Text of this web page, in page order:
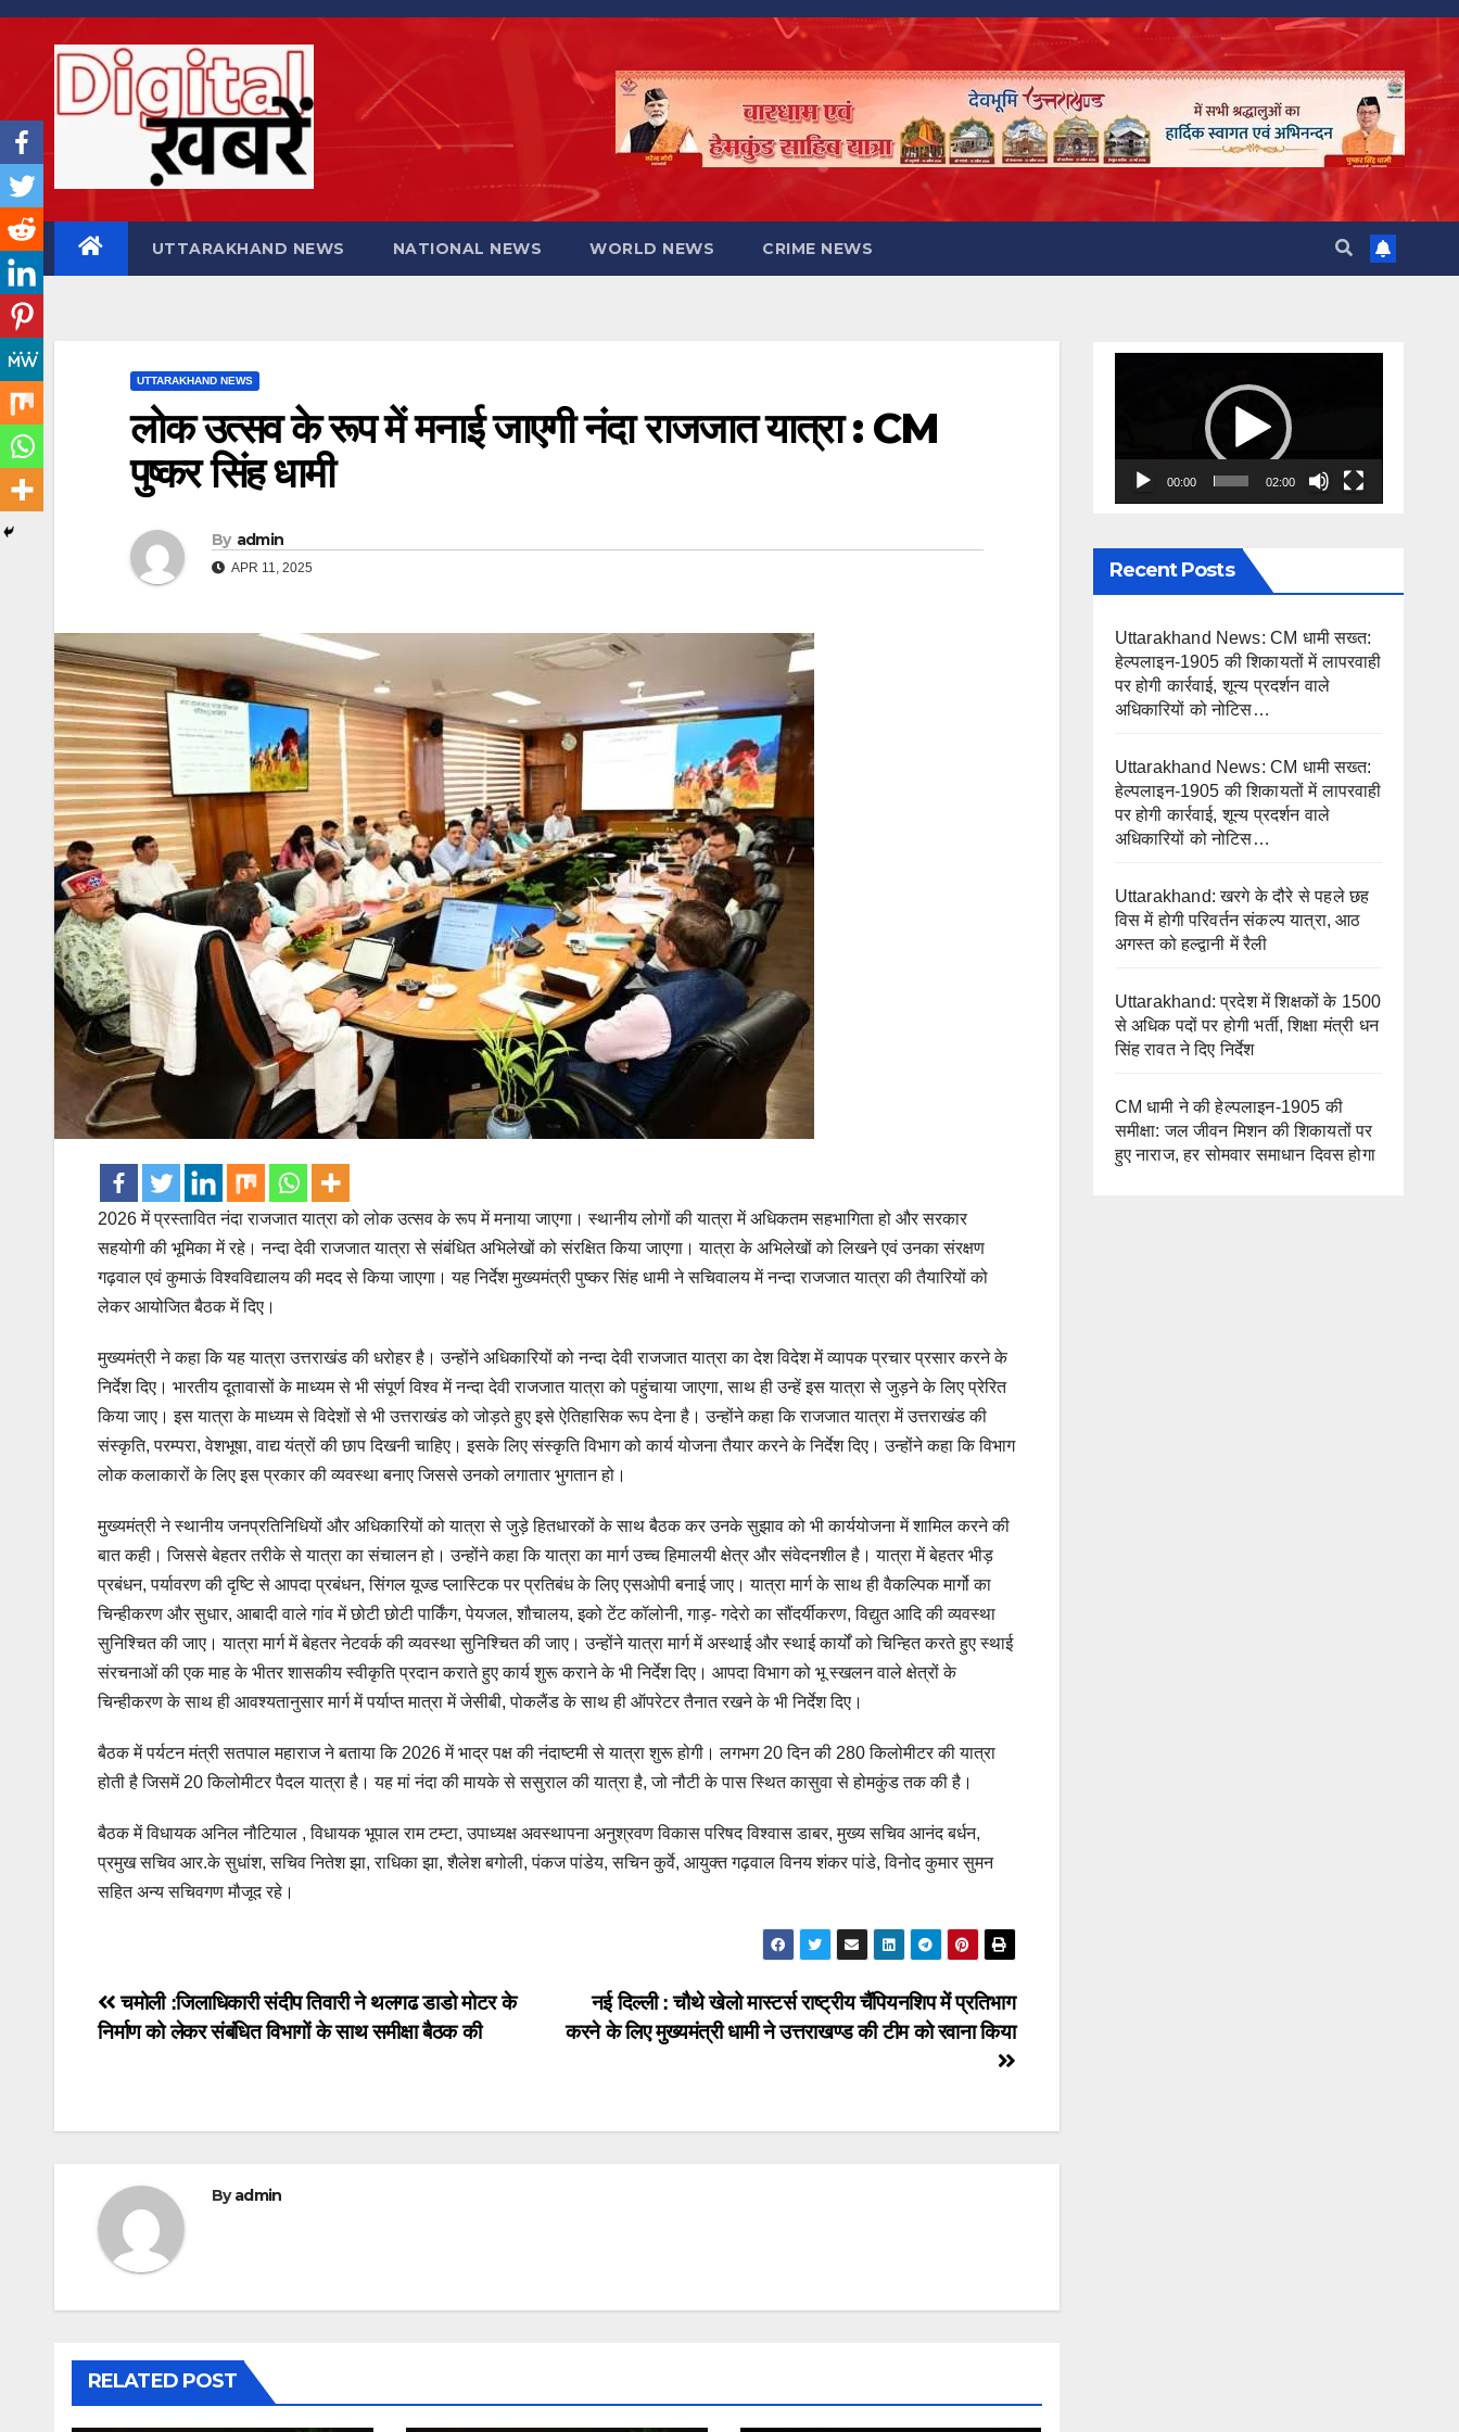
Skip
UTTARAKHAND NEWS NATIONAL NEWS WORLD NEWS CRIME NEWS
UTTARAKHAND NEWS
लोक उत्सव के रूप में मनाई जाएगी नंदा राजजात यात्रा : CM
पुष्कर सिंह धामी
By admin
APR 11, 2025
2026 में प्रस्तावित नंदा राजजात यात्रा को लोक उत्सव के रूप में मनाया जाएगा। स्थानीय लोगों की यात्रा में अधिकतम सहभागिता हो और सरकार
सहयोगी की भूमिका में रहे। नन्दा देवी राजजात यात्रा से संबंधित अभिलेखों को संरक्षित किया जाएगा। यात्रा के अभिलेखों को लिखने एवं उनका संरक्षण
गढ़वाल एवं कुमाऊं विश्वविद्यालय की मदद से किया जाएगा। यह निर्देश मुख्यमंत्री पुष्कर सिंह धामी ने सचिवालय में नन्दा राजजात यात्रा की तैयारियों को
लेकर आयोजित बैठक में दिए।
मुख्यमंत्री ने कहा कि यह यात्रा उत्तराखंड की धरोहर है। उन्होंने अधिकारियों को नन्दा देवी राजजात यात्रा का देश विदेश में व्यापक प्रचार प्रसार करने के
निर्देश दिए। भारतीय दूतावासों के माध्यम से भी संपूर्ण विश्व में नन्दा देवी राजजात यात्रा को पहुंचाया जाएगा, साथ ही उन्हें इस यात्रा से जुड़ने के लिए प्रेरित
किया जाए। इस यात्रा के माध्यम से विदेशों से भी उत्तराखंड को जोड़ते हुए इसे ऐतिहासिक रूप देना है। उन्होंने कहा कि राजजात यात्रा में उत्तराखंड की
संस्कृति, परम्परा, वेशभूषा, वाद्य यंत्रों की छाप दिखनी चाहिए। इसके लिए संस्कृति विभाग को कार्य योजना तैयार करने के निर्देश दिए। उन्होंने कहा कि विभाग
लोक कलाकारों के लिए इस प्रकार की व्यवस्था बनाए जिससे उनको लगातार भुगतान हो।
मुख्यमंत्री ने स्थानीय जनप्रतिनिधियों और अधिकारियों को यात्रा से जुड़े हितधारकों के साथ बैठक कर उनके सुझाव को भी कार्ययोजना में शामिल करने की
बात कही। जिससे बेहतर तरीके से यात्रा का संचालन हो। उन्होंने कहा कि यात्रा का मार्ग उच्च हिमालयी क्षेत्र और संवेदनशील है। यात्रा में बेहतर भीड़
प्रबंधन, पर्यावरण की दृष्टि से आपदा प्रबंधन, सिंगल यूज्ड प्लास्टिक पर प्रतिबंध के लिए एसओपी बनाई जाए। यात्रा मार्ग के साथ ही वैकल्पिक मार्गो का
चिन्हीकरण और सुधार, आबादी वाले गांव में छोटी छोटी पार्किंग, पेयजल, शौचालय, इको टेंट कॉलोनी, गाड़- गदेरो का सौंदर्यीकरण, विद्युत आदि की व्यवस्था
सुनिश्चित की जाए। यात्रा मार्ग में बेहतर नेटवर्क की व्यवस्था सुनिश्चित की जाए। उन्होंने यात्रा मार्ग में अस्थाई और स्थाई कार्यों को चिन्हित करते हुए स्थाई
संरचनाओं की एक माह के भीतर शासकीय स्वीकृति प्रदान कराते हुए कार्य शुरू कराने के भी निर्देश दिए। आपदा विभाग को भू स्खलन वाले क्षेत्रों के
चिन्हीकरण के साथ ही आवश्यतानुसार मार्ग में पर्याप्त मात्रा में जेसीबी, पोकलैंड के साथ ही ऑपरेटर तैनात रखने के भी निर्देश दिए।
बैठक में पर्यटन मंत्री सतपाल महाराज ने बताया कि 2026 में भाद्र पक्ष की नंदाष्टमी से यात्रा शुरू होगी। लगभग 20 दिन की 280 किलोमीटर की यात्रा
होती है जिसमें 20 किलोमीटर पैदल यात्रा है। यह मां नंदा की मायके से ससुराल की यात्रा है, जो नौटी के पास स्थित कासुवा से होमकुंड तक की है।
बैठक में विधायक अनिल नौटियाल , विधायक भूपाल राम टम्टा, उपाध्यक्ष अवस्थापना अनुश्रवण विकास परिषद विश्वास डाबर, मुख्य सचिव आनंद बर्धन,
प्रमुख सचिव आर.के सुधांश, सचिव नितेश झा, राधिका झा, शैलेश बगोली, पंकज पांडेय, सचिन कुर्वे, आयुक्त गढ़वाल विनय शंकर पांडे, विनोद कुमार सुमन
सहित अन्य सचिवगण मौजूद रहे।
Post
navigation
नई दिल्ली : चौथे खेलो मास्टर्स राष्ट्रीय चैंपियनशिप में प्रतिभाग
करने के लिए मुख्यमंत्री धामी ने उत्तराखण्ड की टीम को रवाना किया
चमोली :जिलाधिकारी संदीप तिवारी ने थलगढ डाडो मोटर के
निर्माण को लेकर संबंधित विभागों के साथ समीक्षा बैठक की
Byadmin
RELATED POST
00:00 02:00
Recent Posts
Uttarakhand News: CM धामी सख्त:
हेल्पलाइन-1905 की शिकायतों में लापरवाही
पर होगी कार्रवाई, शून्य प्रदर्शन वाले
अधिकारियों को नोटिस…
Uttarakhand News: CM धामी सख्त:
हेल्पलाइन-1905 की शिकायतों में लापरवाही
पर होगी कार्रवाई, शून्य प्रदर्शन वाले
अधिकारियों को नोटिस…
Uttarakhand: खरगे के दौरे से पहले छह
विस में होगी परिवर्तन संकल्प यात्रा, आठ
अगस्त को हल्द्वानी में रैली
Uttarakhand: प्रदेश में शिक्षकों के 1500
से अधिक पदों पर होगी भर्ती, शिक्षा मंत्री धन
सिंह रावत ने दिए निर्देश
CM धामी ने की हेल्पलाइन-1905 की
समीक्षा: जल जीवन मिशन की शिकायतों पर
हुए नाराज, हर सोमवार समाधान दिवस होगा